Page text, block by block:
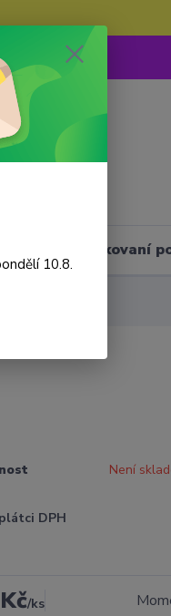
Háčkovaní
Není
DPH
/ks
10.8.